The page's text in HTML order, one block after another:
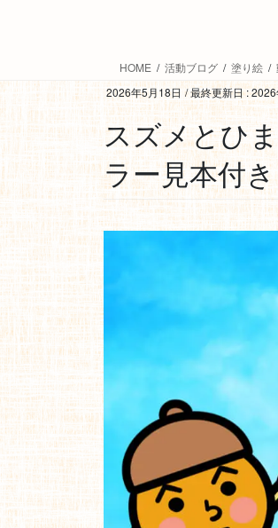
HOME 活動ブログ 塗り絵
2026年5月18日 / 最終更新日 :2026
スズメとひ
ラー見本付